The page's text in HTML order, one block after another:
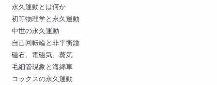
永久運動とは何か
初等物理学と永久運動
中世の永久運動
自己回転輪と非平衡錘
磁石、電磁気、蒸気
毛細管現象と海綿車
コックスの永久運動